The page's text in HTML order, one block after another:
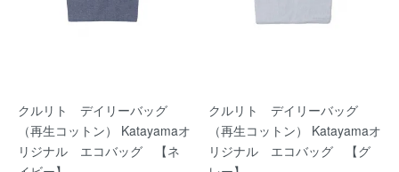
クルリト デイリーバッグ
（再生コットン） Katayamaオ
リジナル エコバッグ 【ネ
クルリト デイリーバッグ
（再生コットン） Katayamaオ
リジナル エコバッグ 【グ